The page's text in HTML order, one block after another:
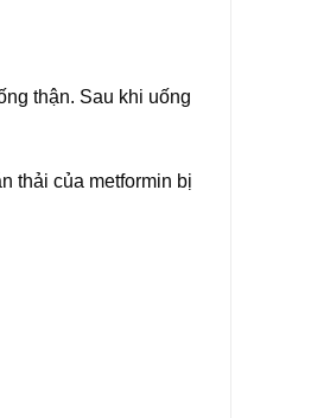
thận. Sau khi uống
thải của metformin bị